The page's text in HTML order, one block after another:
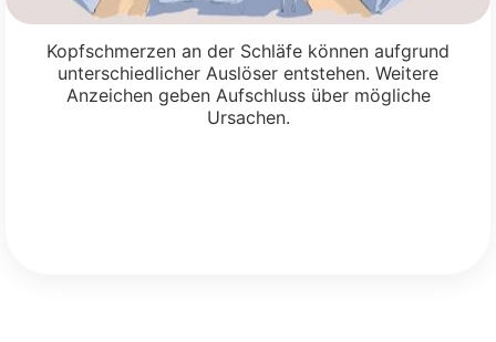
Kopfschmerzen an der Schläfe können aufgrund
unterschiedlicher Auslöser entstehen. Weitere
Anzeichen geben Aufschluss über mögliche
Ursachen.